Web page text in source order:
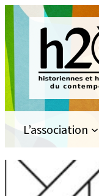
Aller
au
contenu
L’association